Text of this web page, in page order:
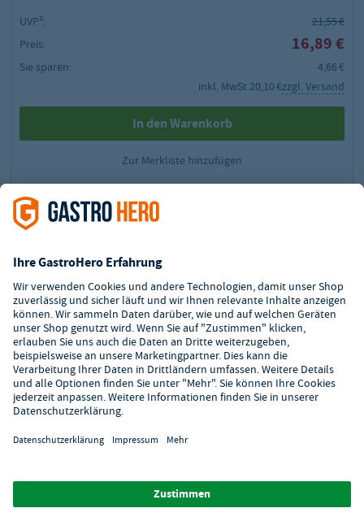
UVP²:
21,55 €
Preis:
16,89 €
Sie sparen:
4,66 €
inkl. MwSt.20,10 €zzgl. Versand
In den Warenkorb
Zur Merkliste hinzufügen
1
Zahlungsarten